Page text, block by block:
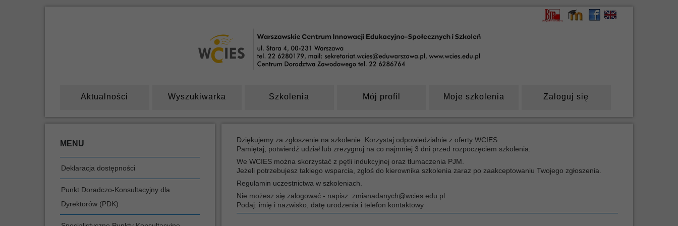
Aktualności Wyszukiwarka Szkolenia Mój profil Moje szkolenia Zaloguj się
Dziękujemy za zgłoszenie na szkolenie. Korzystaj odpowiedzialnie z oferty WCIES.
Pamiętaj, potwierdź udział lub zrezygnuj na co najmniej 3 dni przed rozpoczęciem szkolenia.
We WCIES można skorzystać z pętli indukcyjnej oraz tłumaczenia PJM.
Jeżeli potrzebujesz takiego wsparcia, zgłoś do kierownika szkolenia zaraz po zaakceptowaniu Twojego zgłoszenia.
Regulamin uczestnictwa w szkoleniach.
Nie możesz się zalogować - napisz: zmianadanych@wcies.edu.pl
Podaj: imię i nazwisko, datę urodzenia i telefon kontaktowy
MENU
Deklaracja dostępności
Punkt Doradczo-Konsultacyjny dla
Dyrektorów (PDK)